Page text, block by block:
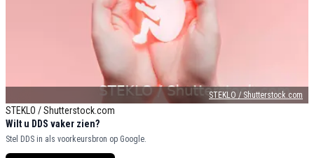
STEKLO / Shutterstock.com
STEKLO / Shutterstock.com
Wilt u DDS vaker zien?
Stel DDS in als voorkeursbron op Google.